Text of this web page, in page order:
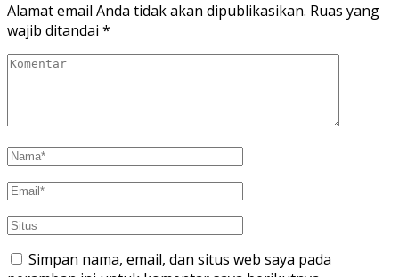
Alamat email Anda tidak akan dipublikasikan. Ruas yang
wajib ditandai *
Simpan nama, email, dan situs web saya pada